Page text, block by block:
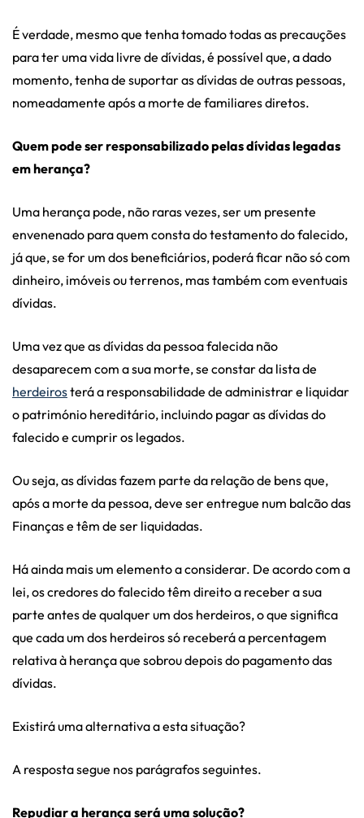
É verdade, mesmo que tenha tomado todas as precauções
para ter uma vida livre de dívidas, é possível que, a dado
momento, tenha de suportar as dívidas de outras pessoas,
nomeadamente após a morte de familiares diretos.
Quem pode ser responsabilizado pelas dívidas legadas
em herança?
Uma herança pode, não raras vezes, ser um presente
envenenado para quem consta do testamento do falecido,
já que, se for um dos beneficiários, poderá ficar não só com
dinheiro, imóveis ou terrenos, mas também com eventuais
dívidas.
Uma vez que as dívidas da pessoa falecida não
desaparecem com a sua morte, se constar da lista de
herdeirosterá a responsabilidade de administrar e liquidar
o património hereditário, incluindo pagar as dívidas do
falecido e cumprir os legados.
Ou seja, as dívidas fazem parte da relação de bens que,
após a morte da pessoa, deve ser entregue num balcão das
Finanças e têm de ser liquidadas.
Há ainda mais um elemento a considerar. De acordo com a
lei, os credores do falecido têm direito a receber a sua
parte antes de qualquer um dos herdeiros, o que significa
que cada um dos herdeiros só receberá a percentagem
relativa à herança que sobrou depois do pagamento das
dívidas.
Existirá uma alternativa a esta situação?
A resposta segue nos parágrafos seguintes.
Repudiar a herança será uma solução?